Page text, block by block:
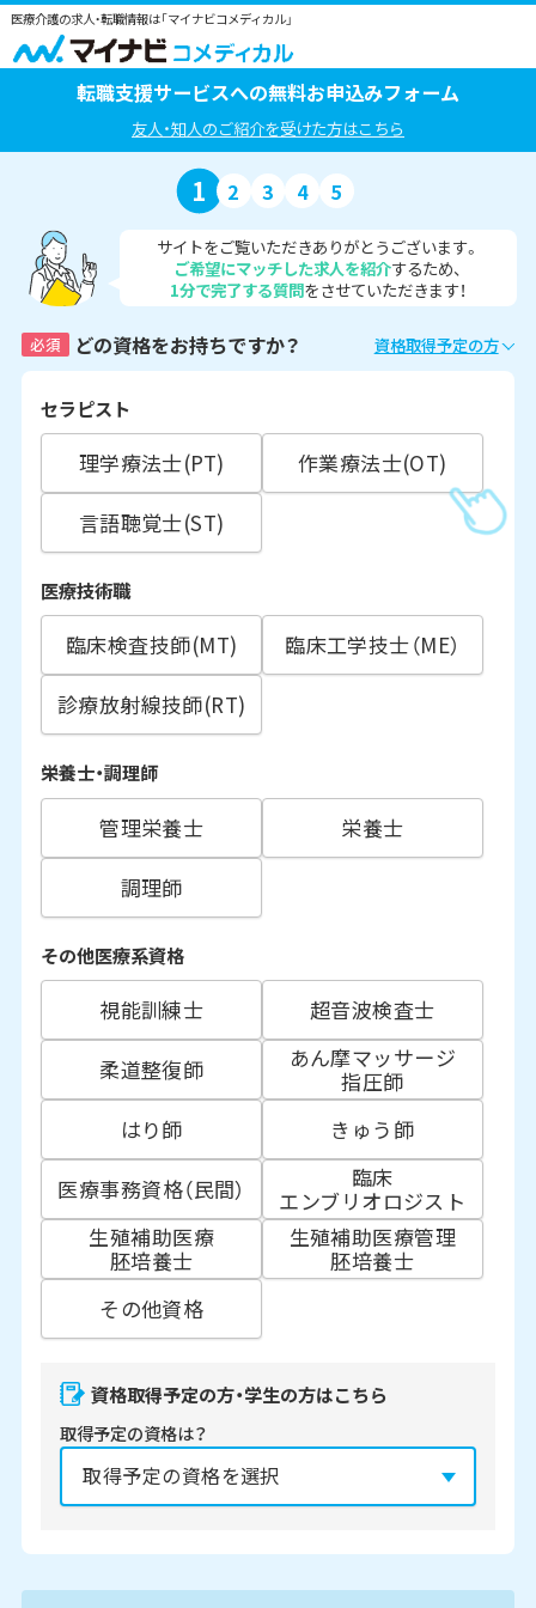
医療介護の求人・転職情報は「マイナビコメディカル」
転職支援サービスへの無料お申込みフォーム
友人・知人のご紹介を受けた方はこちら
1 2 3 4 5
サイトをご覧いただきありがとうございます。
ご希望にマッチした求人を紹介するため、
1分で完了する質問をさせていただきます！
必須 どの資格をお持ちですか？ 資格取得予定の方
セラピスト
理学療法士(PT)
作業療法士(OT)
言語聴覚士(ST)
医療技術職
臨床検査技師(MT)
臨床工学技士（ME）
診療放射線技師(RT)
栄養士・調理師
管理栄養士
栄養士
調理師
その他医療系資格
視能訓練士
超音波検査士
柔道整復師
あん摩マッサージ
指圧師
はり師
きゅう師
医療事務資格（民間）
臨床
エンブリオロジスト
生殖補助医療
胚培養士
生殖補助医療管理
胚培養士
その他資格
資格取得予定の方・学生の方はこちら
取得予定の資格は？
2027年 2028年 2029年 3月